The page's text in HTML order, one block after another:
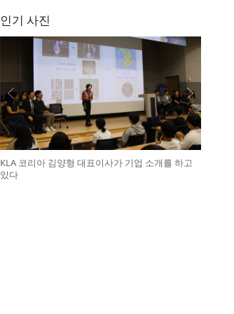
인기 사진
KLA 코리아 김양형 대표이사가 기업 소개를 하고
있다